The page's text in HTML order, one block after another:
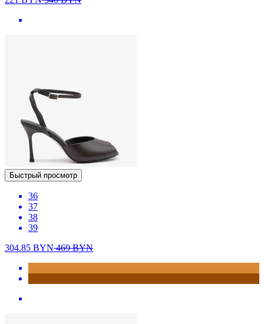
Быстрый просмотр
36
37
38
39
304.85 BYN469BYN